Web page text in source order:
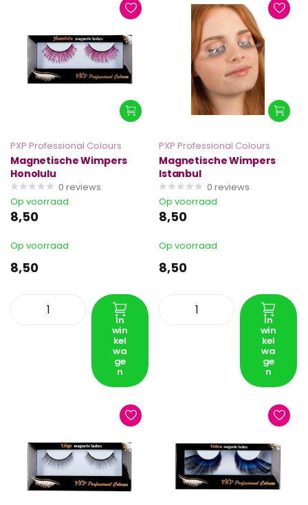
PXP Professional Colours
Magnetische Wimpers
Honolulu
0 reviews
Op voorraad
8,50
Op voorraad
8,50
In
win
kel
wa
ge
n
PXP Professional Colours
Magnetische Wimpers
Istanbul
0 reviews
Op voorraad
8,50
Op voorraad
8,50
In
win
kel
wa
ge
n